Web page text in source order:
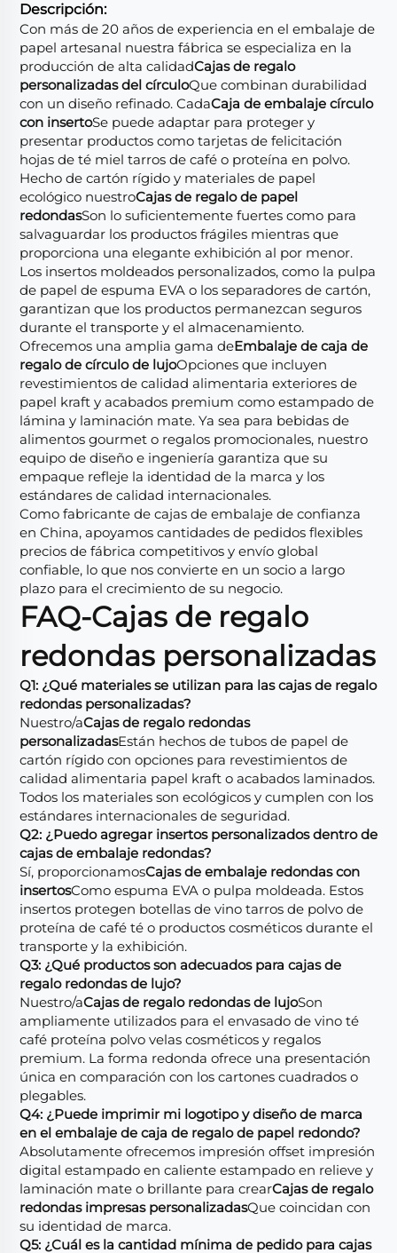
Descripción:
Con más de 20 años de experiencia en el embalaje de
papel artesanal nuestra fábrica se especializa en la
producción de alta calidadCajas de regalo
personalizadas del círculoQue combinan durabilidad
con un diseño refinado. CadaCaja de embalaje círculo
con insertoSe puede adaptar para proteger y
presentar productos como tarjetas de felicitación
hojas de té miel tarros de café o proteína en polvo.
Hecho de cartón rígido y materiales de papel
ecológico nuestroCajas de regalo de papel
redondasSon lo suficientemente fuertes como para
salvaguardar los productos frágiles mientras que
proporciona una elegante exhibición al por menor.
Los insertos moldeados personalizados, como la pulpa
de papel de espuma EVA o los separadores de cartón,
garantizan que los productos permanezcan seguros
durante el transporte y el almacenamiento.
Ofrecemos una amplia gama deEmbalaje de caja de
regalo de círculo de lujoOpciones que incluyen
revestimientos de calidad alimentaria exteriores de
papel kraft y acabados premium como estampado de
lámina y laminación mate. Ya sea para bebidas de
alimentos gourmet o regalos promocionales, nuestro
equipo de diseño e ingeniería garantiza que su
empaque refleje la identidad de la marca y los
estándares de calidad internacionales.
Como fabricante de cajas de embalaje de confianza
en China, apoyamos cantidades de pedidos flexibles
precios de fábrica competitivos y envío global
confiable, lo que nos convierte en un socio a largo
plazo para el crecimiento de su negocio.
FAQ-Cajas de regalo
redondas personalizadas
Q1: ¿Qué materiales se utilizan para las cajas de regalo
redondas personalizadas?
Nuestro/aCajas de regalo redondas
personalizadasEstán hechos de tubos de papel de
cartón rígido con opciones para revestimientos de
calidad alimentaria papel kraft o acabados laminados.
Todos los materiales son ecológicos y cumplen con los
estándares internacionales de seguridad.
Q2: ¿Puedo agregar insertos personalizados dentro de
cajas de embalaje redondas?
Sí, proporcionamosCajas de embalaje redondas con
insertosComo espuma EVA o pulpa moldeada. Estos
insertos protegen botellas de vino tarros de polvo de
proteína de café té o productos cosméticos durante el
transporte y la exhibición.
Q3: ¿Qué productos son adecuados para cajas de
regalo redondas de lujo?
Nuestro/aCajas de regalo redondas de lujoSon
ampliamente utilizados para el envasado de vino té
café proteína polvo velas cosméticos y regalos
premium. La forma redonda ofrece una presentación
única en comparación con los cartones cuadrados o
plegables.
Q4: ¿Puede imprimir mi logotipo y diseño de marca
en el embalaje de caja de regalo de papel redondo?
Absolutamente ofrecemos impresión offset impresión
digital estampado en caliente estampado en relieve y
laminación mate o brillante para crearCajas de regalo
redondas impresas personalizadasQue coincidan con
su identidad de marca.
Q5: ¿Cuál es la cantidad mínima de pedido para cajas